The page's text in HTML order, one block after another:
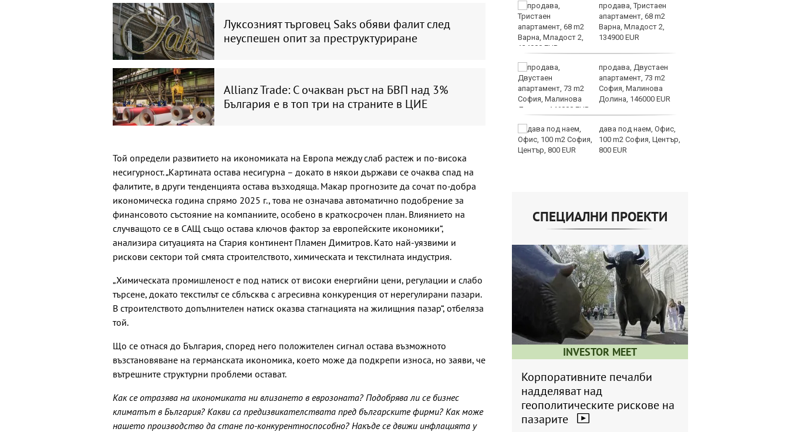
Луксозният търговец Saks обяви фалит след
неуспешен опит за преструктуриране
Allianz Trade: С очакван ръст на БВП над 3%
България е в топ три на страните в ЦИЕ
Той определи развитието на икономиката на Европа между слаб растеж и по-висока
несигурност. „Картината остава несигурна – докато в някои държави се очаква спад на
фалитите, в други тенденцията остава възходяща. Макар прогнозите да сочат по-добра
икономическа година спрямо 2025 г., това не означава автоматично подобрение за
финансовото състояние на компаниите, особено в краткосрочен план. Влиянието на
случващото се в САЩ също остава ключов фактор за европейските икономики“,
анализира ситуацията на Стария континент Пламен Димитров. Като най-уязвими и
рискови сектори той смята строителството, химическата и текстилната индустрия.
„Химическата промишленост е под натиск от високи енергийни цени, регулации и слабо
търсене, докато текстилът се сблъсква с агресивна конкуренция от нерегулирани пазари.
В строителството допълнителен натиск оказва стагнацията на жилищния пазар“, отбеляза
той.
Що се отнася до България, според него положителен сигнал остава възможното
възстановяване на германската икономика, което може да подкрепи износа, но заяви, че
вътрешните структурни проблеми остават.
Как се отразява на икономиката ни влизането в еврозоната? Подобрява ли се бизнес
климатът в България? Какви са предизвикателствата пред българските фирми? Как може
нашето производство да стане по-конкурентноспособно? Накъде се движи инфлацията у
остават само в евро
преди експлозията в
България
използван от Украйна
продава, Тристаен
апартамент, 68 m2
Варна, Младост 2,
134900 EUR
продава, Двустаен
апартамент, 73 m2
София, Малинова
Долина, 146000 EUR
дава под наем, Офис,
100 m2 София, Център,
800 EUR
СПЕЦИАЛНИ ПРОЕКТИ
INVESTOR MEET
Корпоративните печалби
надделяват над
геополитическите рискове на
пазарите